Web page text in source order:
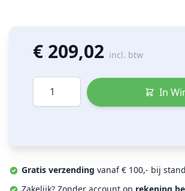
€ 209,02 incl. btw
Aantal
In
Gratis verzending vanaf € 100,- bij